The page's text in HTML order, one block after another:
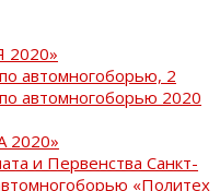
2020»
автомногоборью, 2
автомногоборью 2020
2020»
и Первенства Санкт-
«Политех